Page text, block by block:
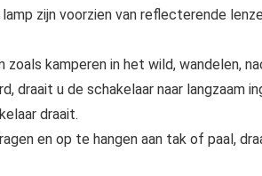
zijn voorzien van reflecterende
kamperen in het wild, wandelen,
draait u de schakelaar naar langzaam
draait.
en op te hangen aan tak of paal,